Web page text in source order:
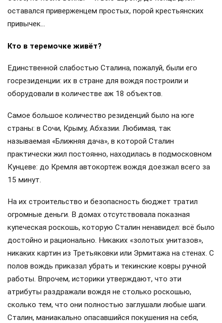
оставался приверженцем простых, порой крестьянских
привычек…
Кто в теремочке живёт?
Единственной слабостью Сталина, пожалуй, были его
госрезиденции: их в стране для вождя построили и
оборудовали в количестве аж 18 объектов.
Самое большое количество резиденций было на юге
страны: в Сочи, Крыму, Абхазии. Любимая, так
называемая «Ближняя дача», в которой Сталин
практически жил постоянно, находилась в подмосковном
Кунцеве: до Кремля автокортеж вождя доезжал всего за
15 минут.
На их строительство и безопасность бюджет тратил
огромные деньги. В домах отсутствовала показная
купеческая роскошь, которую Сталин ненавидел: всё было
достойно и рационально. Никаких «золотых унитазов»,
никаких картин из Третьяковки или Эрмитажа на стенах. С
полов вождь приказал убрать и текинские ковры ручной
работы. Впрочем, историки утверждают, что эти
атрибуты раздражали вождя не столько роскошью,
сколько тем, что они полностью заглушали любые шаги.
Сталин, маниакально опасавшийся покушения на себя,